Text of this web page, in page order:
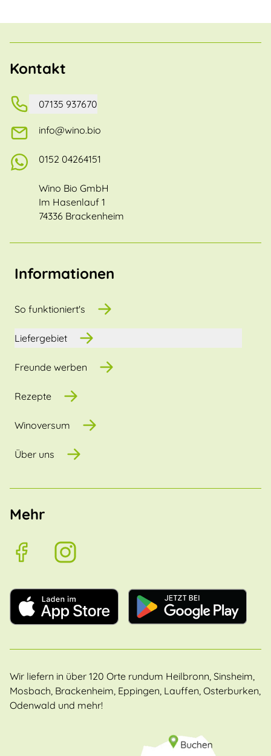
Kontakt
07135 937670
info@wino.bio
0152 04264151
Wino Bio GmbH
Im Hasenlauf 1
74336 Brackenheim
Informationen
So funktioniert's
Liefergebiet
Freunde werben
Rezepte
Winoversum
Über uns
Mehr
Wir liefern in über 120 Orte rundum Heilbronn, Sinsheim,
Mosbach, Brackenheim, Eppingen, Lauffen, Osterburken,
Odenwald und mehr!